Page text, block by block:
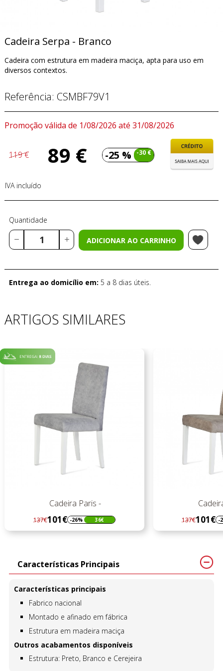
Cadeira Serpa - Branco
Cadeira com estrutura em madeira maciça, apta para uso em
diversos contextos.
Referência: CSMBF79V1
Promoção válida de 1/08/2026 até 31/08/2026
119 € 89 € -25 % -30 €
IVA incluído
Quantidade
ADICIONAR AO CARRINHO
Entrega ao domicílio em: 5 a 8 dias úteis.
ARTIGOS SIMILARES
Cadeira Paris -
Regular
preço
137€101€
Preço -26% 36€
Regular
preço
137€101€
Preço -
Características Principais
Características principais
Fabrico nacional
Montado e afinado em fábrica
Estrutura em madeira maciça
Outros acabamentos disponíveis
Estrutura: Preto, Branco e Cerejeira